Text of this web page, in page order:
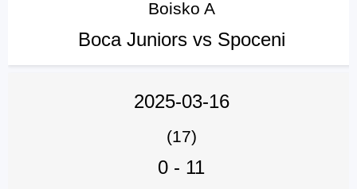
Boisko A
Boca Juniors vs Spoceni
2025-03-16
(17)
0 - 11